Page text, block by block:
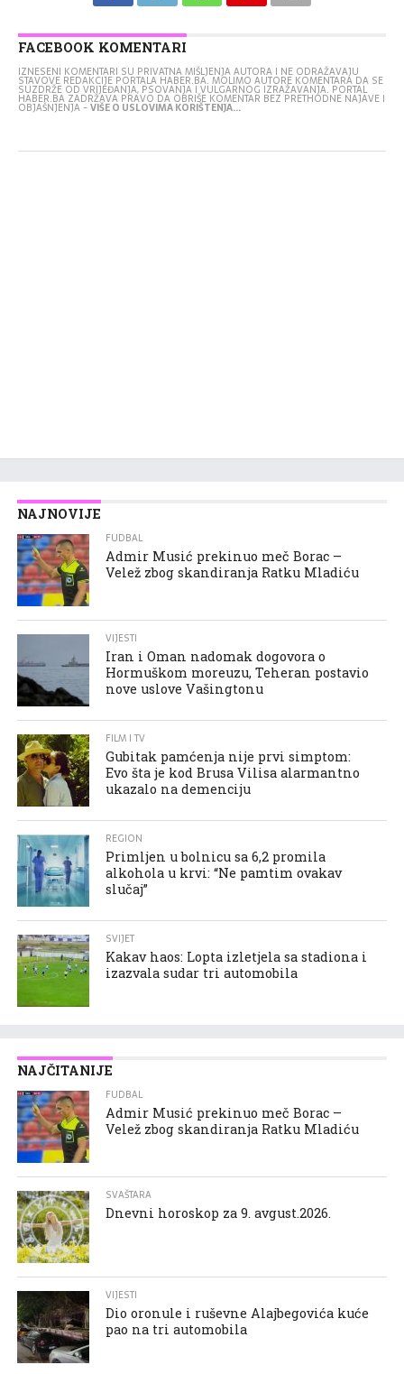
FACEBOOK KOMENTARI
IZNESENI KOMENTARI SU PRIVATNA MIŠLJENJA AUTORA I NE ODRAŽAVAJU
STAVOVE REDAKCIJE PORTALA HABER.BA. MOLIMO AUTORE KOMENTARA DA SE
SUZDRŽE OD VRIJEĐANJA, PSOVANJA I VULGARNOG IZRAŽAVANJA. PORTAL
HABER.BA ZADRŽAVA PRAVO DA OBRIŠE KOMENTAR BEZ PRETHODNE NAJAVE I
OBJAŠNJENJA -VIŠE O USLOVIMA KORIŠTENJA...
NAJNOVIJE
FUDBAL
Admir Musić prekinuo meč Borac –
Velež zbog skandiranja Ratku Mladiću
VIJESTI
Iran i Oman nadomak dogovora o
Hormuškom moreuzu, Teheran postavio
nove uslove Vašingtonu
FILM I TV
Gubitak pamćenja nije prvi simptom:
Evo šta je kod Brusa Vilisa alarmantno
ukazalo na demenciju
REGION
Primljen u bolnicu sa 6,2 promila
alkohola u krvi: “Ne pamtim ovakav
slučaj”
SVIJET
Kakav haos: Lopta izletjela sa stadiona i
izazvala sudar tri automobila
NAJČITANIJE
FUDBAL
Admir Musić prekinuo meč Borac –
Velež zbog skandiranja Ratku Mladiću
SVAŠTARA
Dnevni horoskop za 9. avgust.2026.
VIJESTI
Dio oronule i ruševne Alajbegovića kuće
pao na tri automobila